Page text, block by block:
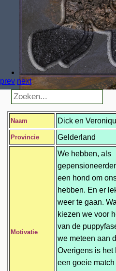
prev next
Naam Dick en
Provincie Gelderland
Motivatie
We hebben, als
een hond om
hebben. En er
weer te gaan.
kiezen we voor
van de
we meteen aan
Overigens is het
een goeie match